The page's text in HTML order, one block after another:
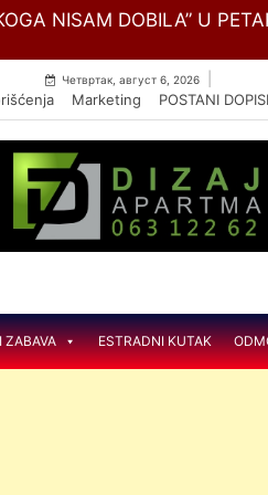
NISAM DOBILA” U
Четвртак, август 6, 2026
Marketing POSTANI
ZABAVA ESTRADNI KUTAK